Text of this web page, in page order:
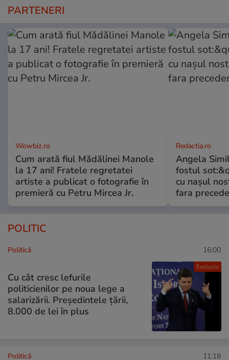
PARTENERI
Wowbiz.ro
Cum arată fiul Mădălinei Manole
la 17 ani! Fratele regretatei
artiste a publicat o fotografie în
premieră cu Petru Mircea Jr.
Redactia.ro
Angela
fostul
cu nașul
fara
POLITIC
Exclusiv
Politică 16:00
Cu cât cresc lefurile
politicienilor pe noua lege a
salarizării. Președintele țării,
8.000 de lei în plus
Politică 11:18